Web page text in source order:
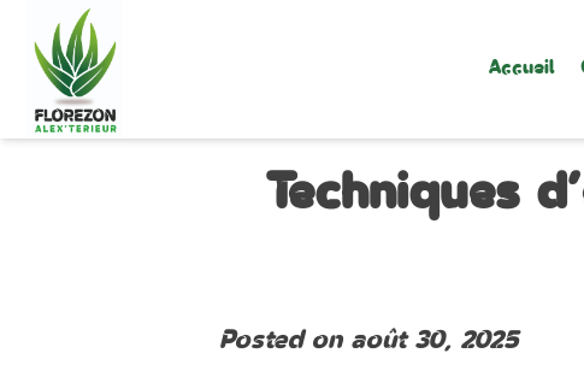
content
Accueil
Techniques
Posted on août 30, 2025